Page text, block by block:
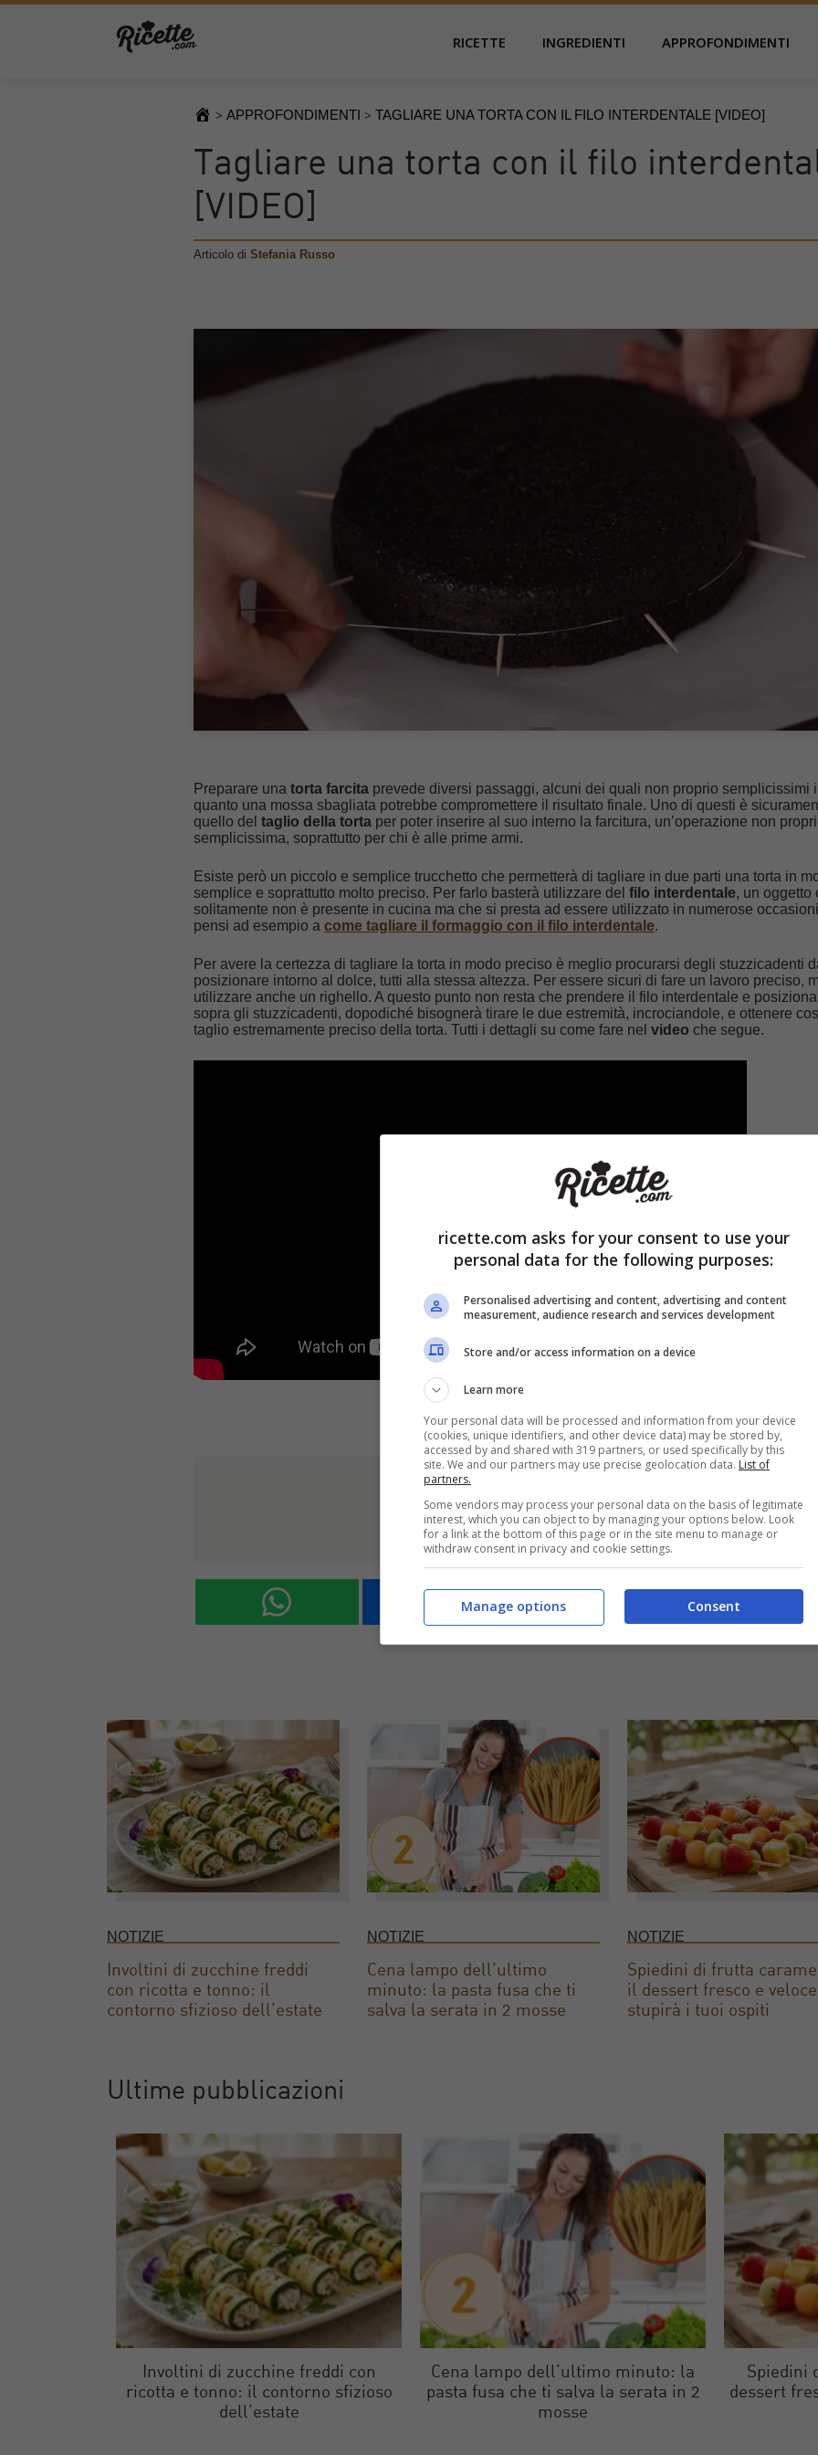
RICETTE INGREDIENTI APPROFONDIMENTI
> APPROFONDIMENTI > TAGLIARE UNA TORTA CON IL FILO INTERDENTALE [VIDEO]
Tagliare una torta con il filo
[VIDEO]
Articolo di Stefania Russo
Preparare una torta farcita prevede diversi passaggi, alcuni dei quali non proprio semplicissimi
quanto una mossa sbagliata potrebbe compromettere il risultato finale. Uno di questi è
quello del taglio della torta per poter inserire al suo interno la farcitura, un’operazione non
semplicissima, soprattutto per chi è alle prime armi.
Esiste però un piccolo e semplice trucchetto che permetterà di tagliare in due parti una torta in
semplice e soprattutto molto preciso. Per farlo basterà utilizzare del filo interdentale, un oggetto
solitamente non è presente in cucina ma che si presta ad essere utilizzato in numerose
pensi ad esempio a come tagliare il formaggio con il filo interdentale.
Per avere la certezza di tagliare la torta in modo preciso è meglio procurarsi degli stuzzicadenti
posizionare intorno al dolce, tutti alla stessa altezza. Per essere sicuri di fare un lavoro preciso,
utilizzare anche un righello. A questo punto non resta che prendere il filo interdentale e
sopra gli stuzzicadenti, dopodiché bisognerà tirare le due estremità, incrociandole, e ottenere
taglio estremamente preciso della torta. Tutti i dettagli su come fare nel video che segue.
Ti è piaciuto l'articolo?
Condividilo
NOTIZIE
Involtini di zucchine freddi
con ricotta e tonno: il
contorno sfizioso dell’estate
NOTIZIE
Cena lampo dell’ultimo
minuto: la pasta fusa che ti
salva la serata in 2 mosse
NOTIZIE
Spiedini di frutta
il dessert fresco e
stupirà i tuoi ospiti
Ultime pubblicazioni
Involtini di zucchine freddi con
ricotta e tonno: il contorno sfizioso
dell’estate
Cena lampo dell’ultimo minuto: la
pasta fusa che ti salva la serata in 2
mosse
Spiedini
dessert
ricette.com asks for your consent to use your
personal data for the following purposes:
Personalised advertising and content, advertising and content
measurement, audience research and services development
Store and/or access information on a device
Learn more
Your personal data will be processed and information from your device
(cookies, unique identifiers, and other device data) may be stored by,
accessed by and shared with 319 partners, or used specifically by this
site. We and our partners may use precise geolocation data. List of
partners.
Some vendors may process your personal data on the basis of legitimate
interest, which you can object to by managing your options below. Look
for a link at the bottom of this page or in the site menu to manage or
withdraw consent in privacy and cookie settings.
Consent
Manage options